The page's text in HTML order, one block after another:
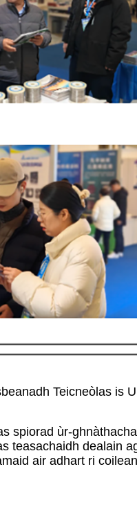
Teicneòlas is
spiorad ùr-
teasachaidh dealain
air adhart ri